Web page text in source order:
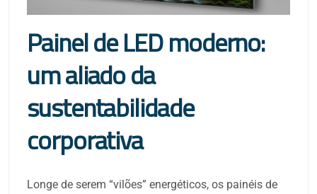
Painel de LED moderno:
um aliado da
sustentabilidade
corporativa
Longe de serem “vilões” energéticos, os painéis de